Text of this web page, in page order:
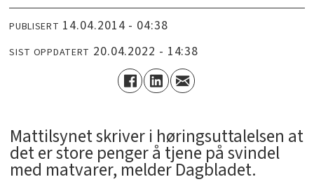
PUBLISERT 14.04.2014 - 04:38
SIST OPPDATERT 20.04.2022 - 14:38
Mattilsynet skriver i høringsuttalelsen at
det er store penger å tjene på svindel
med matvarer, melder Dagbladet.